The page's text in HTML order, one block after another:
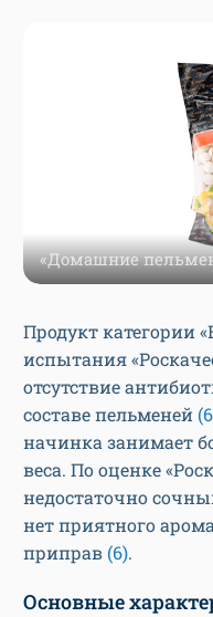
«Домашние
Продукт категории
испытания
отсутствие
составе пельменей
начинка занимает
веса. По оценке
недостаточно
нет приятного
приправ (6).
Основные